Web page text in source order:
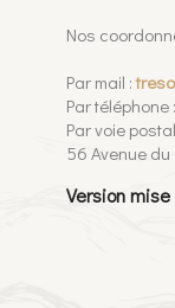
Nos
Par mail :
Par téléphone :
Par voie
56 Avenue
Version